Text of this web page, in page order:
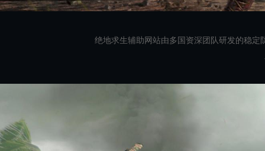
绝地求生辅助网站由多国资深团队研发的稳